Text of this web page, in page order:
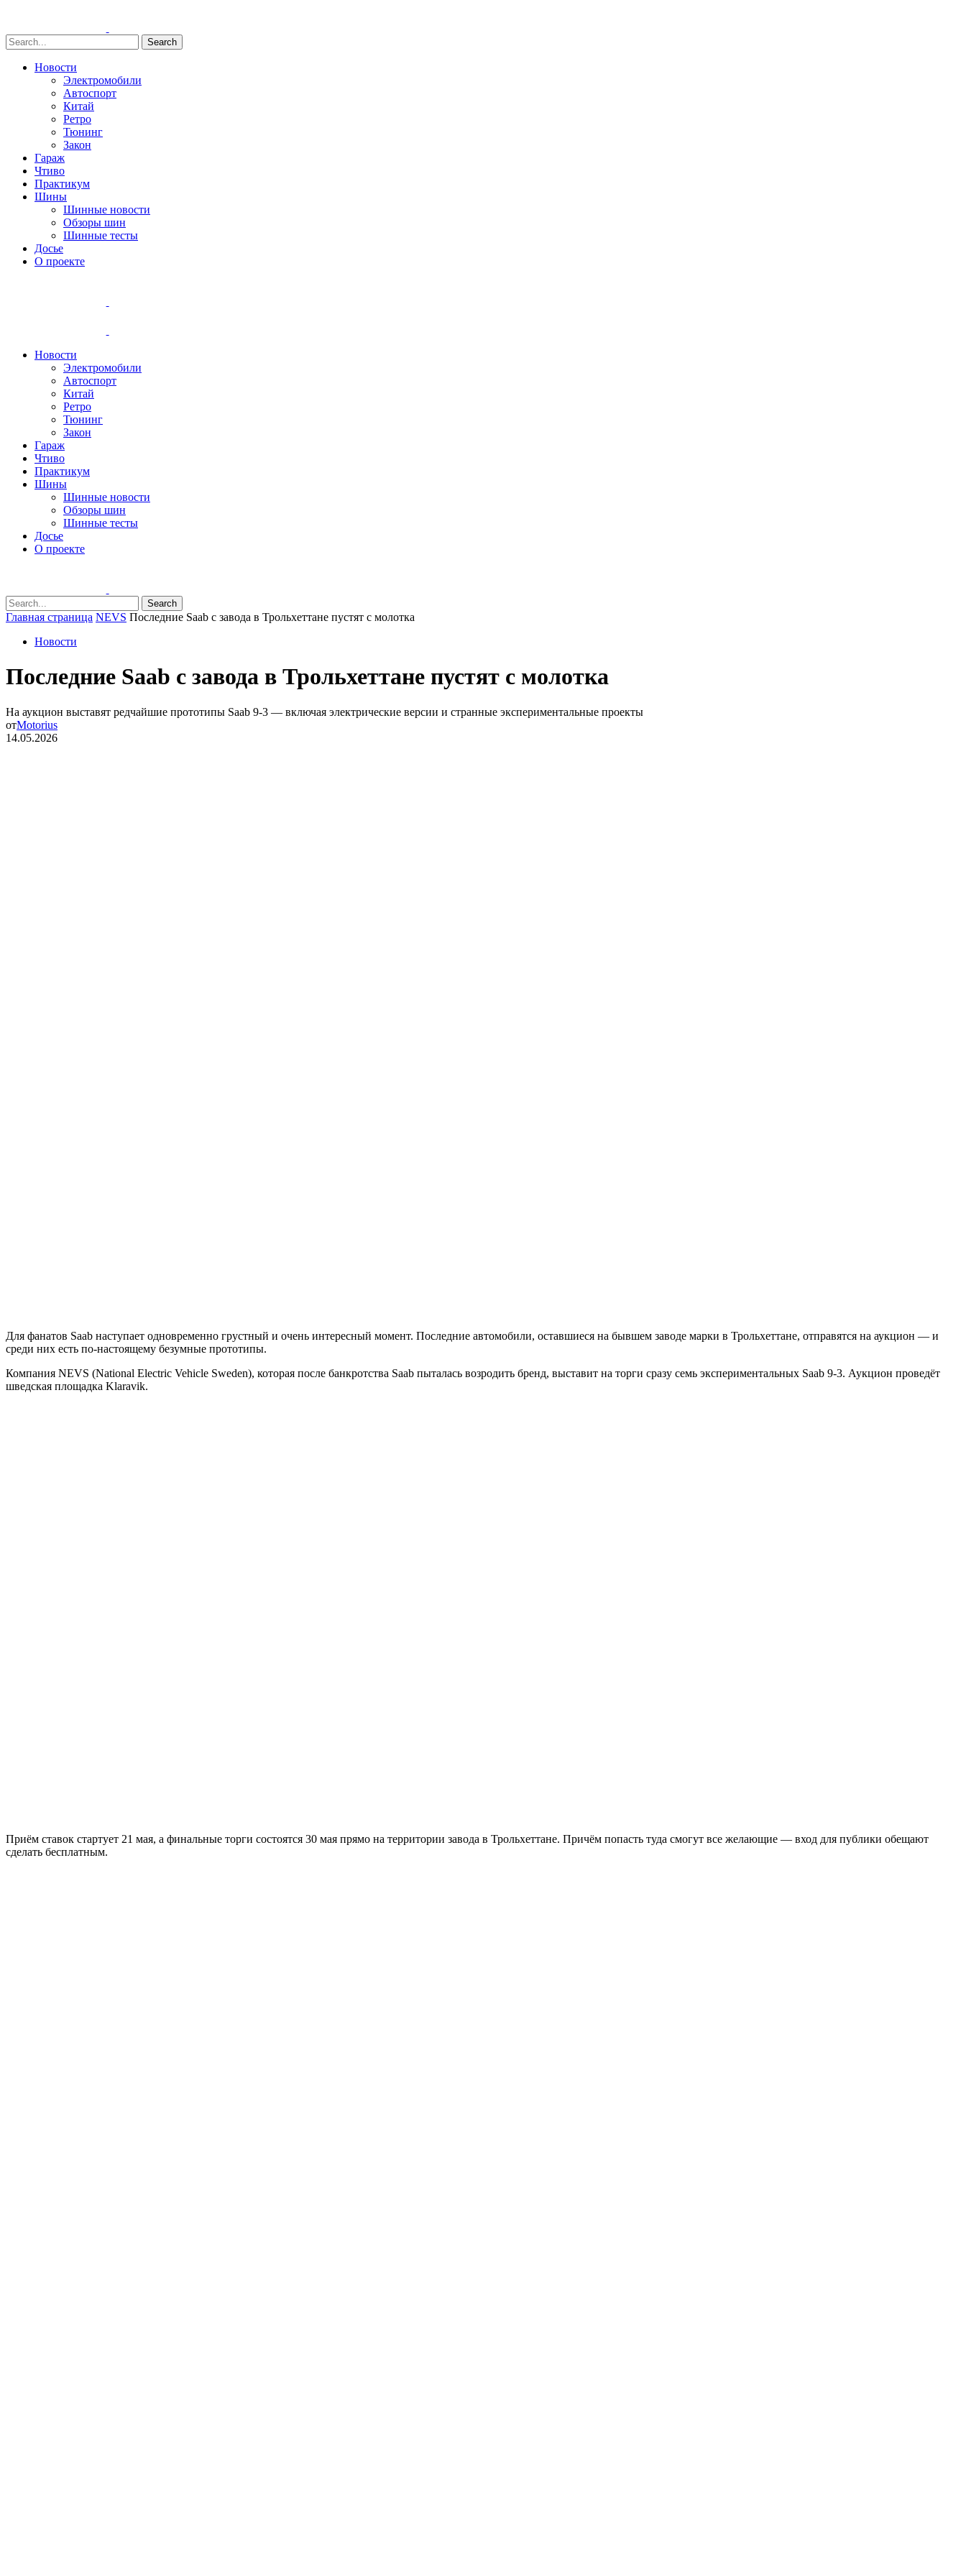
Search
Новости
Электромобили
Автоспорт
Китай
Ретро
Тюнинг
Закон
Гараж
Чтиво
Практикум
Шины
Шинные новости
Обзоры шин
Шинные тесты
Досье
О проекте
Новости
Электромобили
Автоспорт
Китай
Ретро
Тюнинг
Закон
Гараж
Чтиво
Практикум
Шины
Шинные новости
Обзоры шин
Шинные тесты
Досье
О проекте
Search
Главная страница NEVS Последние Saab с завода в Трольхеттане пустят с молотка
Новости
Последние Saab с завода в Трольхеттане пустят с молотка
На аукцион выставят редчайшие прототипы Saab 9-3 — включая электрические версии и странные экспериментальные проекты
отMotorius
14.05.2026
Для фанатов Saab наступает одновременно грустный и очень интересный момент. Последние автомобили, оставшиеся на бывшем заводе марки в Трольхеттане, отправятся на аукцион — и
среди них есть по-настоящему безумные прототипы.
Компания NEVS (National Electric Vehicle Sweden), которая после банкротства Saab пыталась возродить бренд, выставит на торги сразу семь экспериментальных Saab 9-3. Аукцион проведёт
шведская площадка Klaravik.
Приём ставок стартует 21 мая, а финальные торги состоятся 30 мая прямо на территории завода в Трольхеттане. Причём попасть туда смогут все желающие — вход для публики обещают
сделать бесплатным.